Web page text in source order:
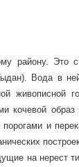
району. Это
Вода в
живописной
кочевой
и
на нерест